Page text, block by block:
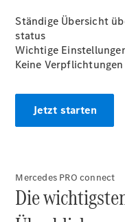
Ständige Übersicht
status
Wichtige
Keine
Jetzt starten
Mercedes PRO connect
Die